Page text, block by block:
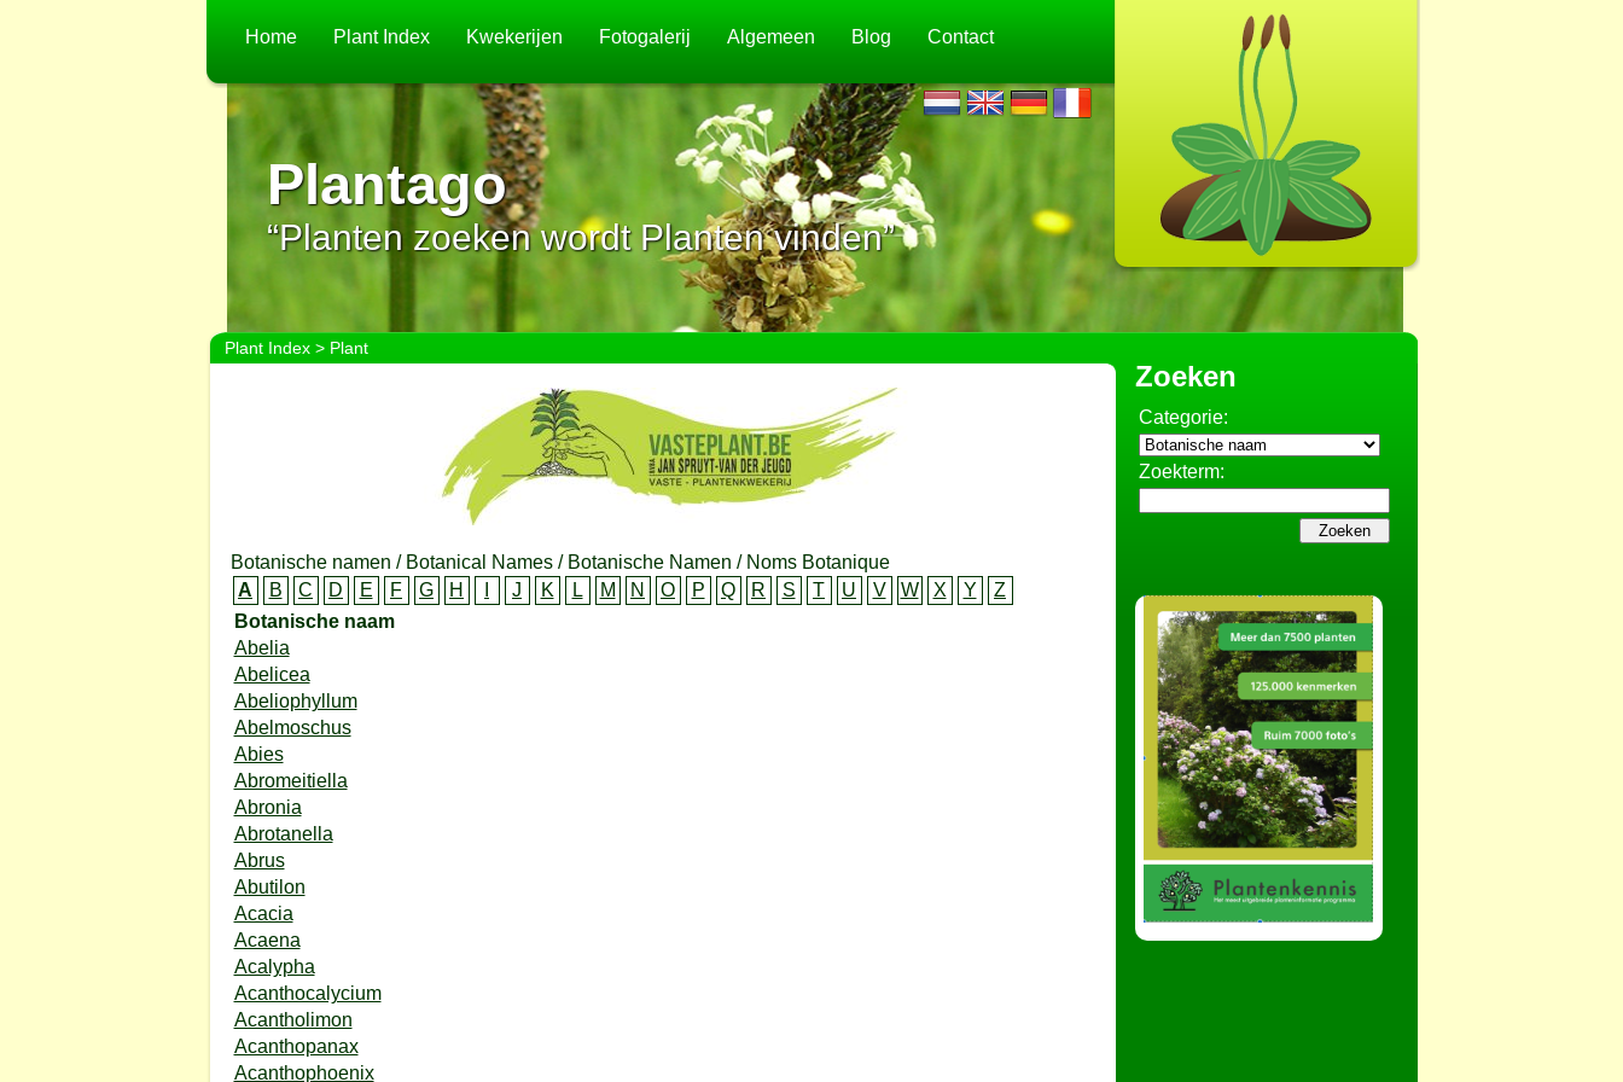
Home Plant Index Kwekerijen Fotogalerij Algemeen Blog Contact
Plantago
“Planten zoeken wordt Planten vinden”
Plant Index> Plant
Botanische namen / Botanical Names / Botanische Namen / Noms Botanique
A
B C D E F G H J K L M N O P Q R S T U V W X Y
Z
Botanische naam
Abelia
Abelicea
Abeliophyllum
Abelmoschus
Abies
Abromeitiella
Abronia
Abrotanella
Abrus
Abutilon
Acacia
Acaena
Acalypha
Acanthocalycium
Acantholimon
Acanthopanax
Acanthophoenix
Zoeken
Categorie:
Zoekterm: